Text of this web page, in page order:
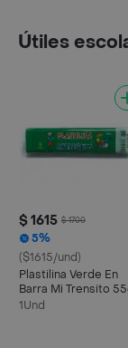
Útiles
$ 1615 $ 1700
5%
($1615/und)
Plastilina Verde En
Barra Mi Trensito
1Und